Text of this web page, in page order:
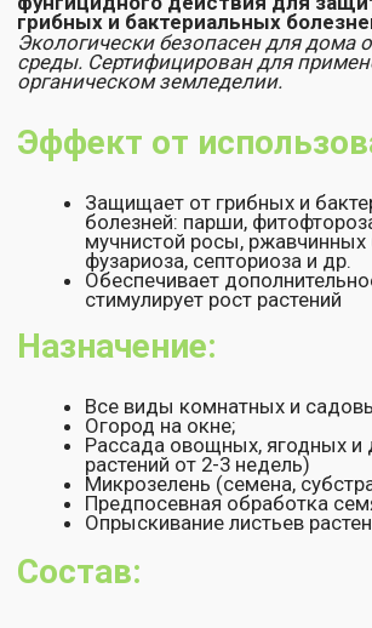
Для улучшения сохранности плодоовощной
продукции проводят опрыскивание продукции и
Перед применением взбалтывать!
Условия хранения:хранить в герметичной упаковке,
Гарантийный срок хранения:
температуре от 0°С до 20°С.
обработку семян проводить вне прямых
подкормку проводить в утреннее или
вечернее время, в пасмурную и безветренную
погоду;
обработку растений можно проводить во
время цветения и плодоношения
концентрат живых клеток и спор бактерии
Bacillus subtilis (фунгицидные бактерии-
антагонисты для грибов и бактерий,
патогенных для растений), их активные
метаболиты: фунгицидные вещества,
ферменты, витамины, фитогормоны.
Рекомендованные нормы
расхода: